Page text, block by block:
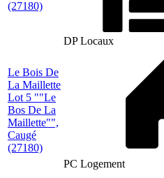
(27180)
DP Locaux
Le Bois De
La Maillette
Lot 5 ""Le
Bos De La
Maillette"",
Caugé
(27180)
PC Logement